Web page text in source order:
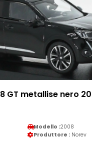
GT metallise nero
Modello :2008
Produttore : Norev